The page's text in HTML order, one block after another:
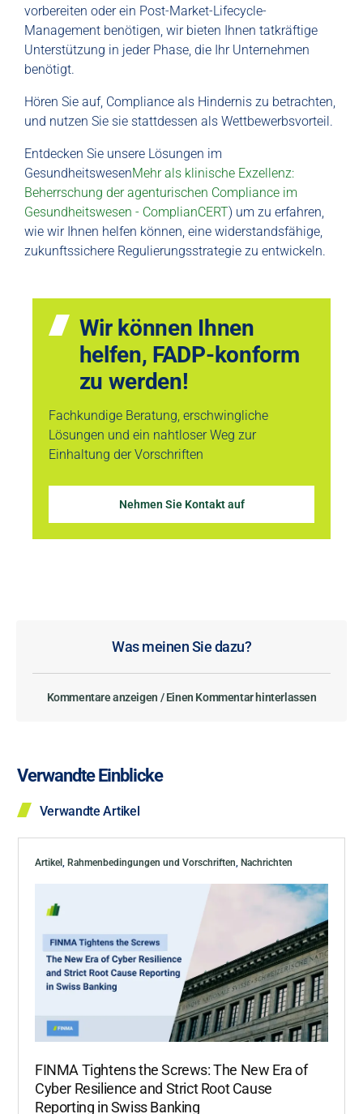
vorbereiten oder ein Post-Market-Lifecycle-
Management benötigen, wir bieten Ihnen tatkräftige
Unterstützung in jeder Phase, die Ihr Unternehmen
benötigt.
Hören Sie auf, Compliance als Hindernis zu betrachten,
und nutzen Sie sie stattdessen als Wettbewerbsvorteil.
Entdecken Sie unsere Lösungen im
GesundheitswesenMehr als klinische Exzellenz:
Beherrschung der agenturischen Compliance im
Gesundheitswesen - ComplianCERT) um zu erfahren,
wie wir Ihnen helfen können, eine widerstandsfähige,
zukunftssichere Regulierungsstrategie zu entwickeln.
Wir können Ihnen
helfen, FADP-konform
zu werden!
Fachkundige Beratung, erschwingliche
Lösungen und ein nahtloser Weg zur
Einhaltung der Vorschriften
Nehmen Sie Kontakt auf
Was meinen Sie dazu?
Kommentare anzeigen / Einen Kommentar hinterlassen
Verwandte Einblicke
Verwandte Artikel
Artikel , Rahmenbedingungen und Vorschriften, Nachrichten
FINMA Tightens the Screws: The New Era of
Cyber Resilience and Strict Root Cause
Reporting in Swiss Banking